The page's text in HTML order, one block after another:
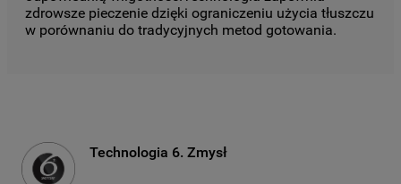
zdrowsze pieczenie dzięki ograniczeniu użycia tłuszczu
w porównaniu do tradycyjnych metod gotowania.
Technologia 6. Zmysł